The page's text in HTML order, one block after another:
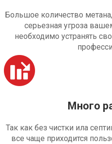
Большое количество
серьезная угроза
необходимо устранять
Много
Так как без чистки ила
все чаще приходится